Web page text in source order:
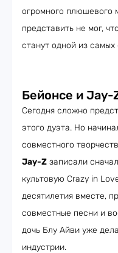
огромного плюшевого
представить не мог,
станут одной из
Бейонсе и Jay-
Сегодня сложно
этого дуэта. Но
совместного
Jay-Z записали
культовую Crazy in
десятилетия вместе,
совместные песни и
дочь Блу Айви уже
индустрии.